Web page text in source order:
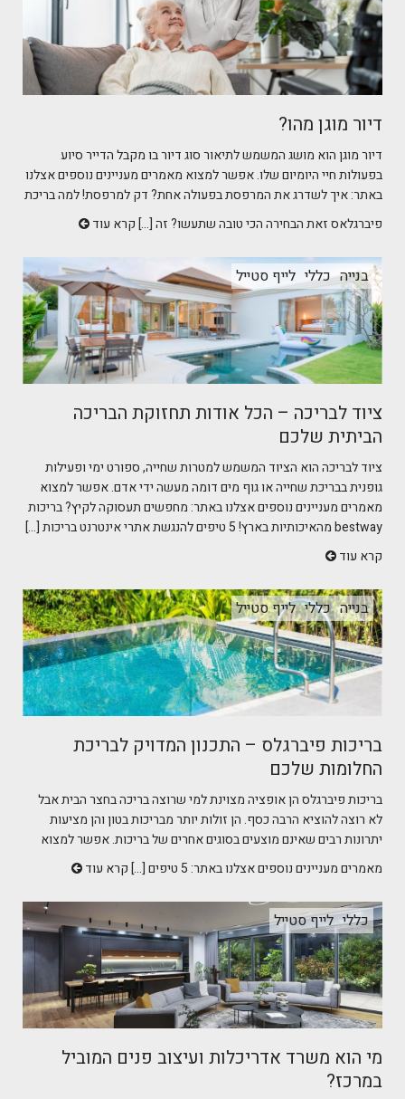
דיור מוגן מהו?
דיור מוגן הוא מושג המשמש לתיאור סוג דיור בו מקבל הדייר סיוע
בפעולות חיי היומיום שלו. אפשר למצוא מאמרים מעניינים נוספים אצלנו
באתר: איך לשדרג את המרפסת בפעולה אחת? דק למרפסת! למה בריכת
פיברגלאס זאת הבחירה הכי טובה שתעשו? זה [...] קרא עוד
בנייה כללי לייף סטייל
ציוד לבריכה – הכל אודות תחזוקת הבריכה
הביתית שלכם
ציוד לבריכה הוא הציוד המשמש למטרות שחייה, ספורט ימי ופעילות
גופנית בבריכת שחייה או גוף מים דומה מעשה ידי אדם. אפשר למצוא
מאמרים מעניינים נוספים אצלנו באתר: מחפשים תעסוקה לקיץ? בריכות
bestway מהאיכותיות בארץ! 5 טיפים להנגשת אתרי אינטרנט בריכות [...]
קרא עוד
בנייה כללי לייף סטייל
בריכות פיברגלס – התכנון המדויק לבריכת
החלומות שלכם
בריכות פיברגלס הן אופציה מצוינת למי שרוצה בריכה בחצר הבית אבל
לא רוצה להוציא הרבה כסף. הן זולות יותר מבריכות בטון והן מציעות
יתרונות רבים שאינם מוצעים בסוגים אחרים של בריכות. אפשר למצוא
מאמרים מעניינים נוספים אצלנו באתר: 5 טיפים [...]
קרא עוד
כללי לייף סטייל
מי הוא משרד אדריכלות ועיצוב פנים המוביל
במרכז?